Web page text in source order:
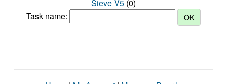
Sieve V5 (0)
Task name: